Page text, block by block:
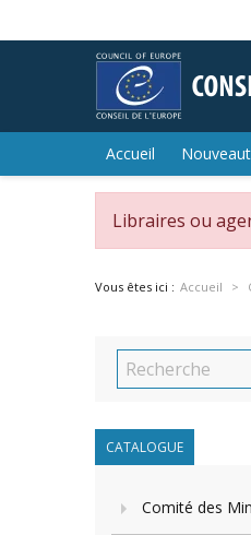
Accueil
Libraires ou
Vous êtes ici : Accueil
CATALOGUE
Comité des